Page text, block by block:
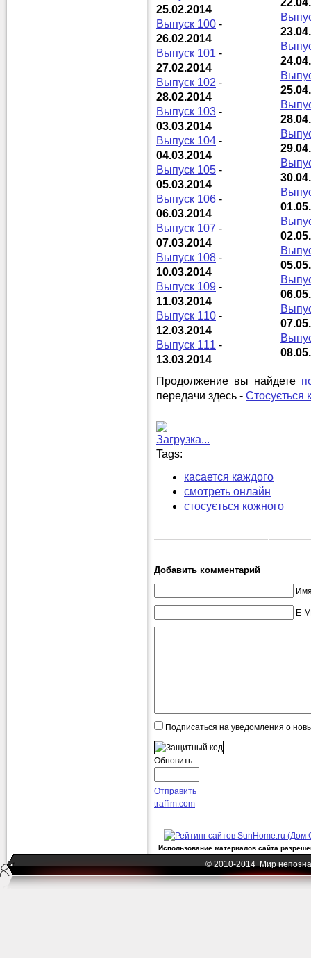
25.02.2014
Выпуск 100 -
26.02.2014
Выпуск 101 -
27.02.2014
Выпуск 102 -
28.02.2014
Выпуск 103 -
03.03.2014
Выпуск 104 -
04.03.2014
Выпуск 105 -
05.03.2014
Выпуск 106 -
06.03.2014
Выпуск 107 -
07.03.2014
Выпуск 108 -
10.03.2014
Выпуск 109 -
11.03.2014
Выпуск 110 -
12.03.2014
Выпуск 111 -
13.03.2014
Продолжение вы найдете
передачи здесь - Стосується
Загрузка...
Tags:
касается каждого
смотреть онлайн
стосується кожного
Добавить комментарий
E-
Подписаться на уведомления о
Обновить
Отправить
traffim.com
Использование материалов сайта
© 2010-2014 Мир